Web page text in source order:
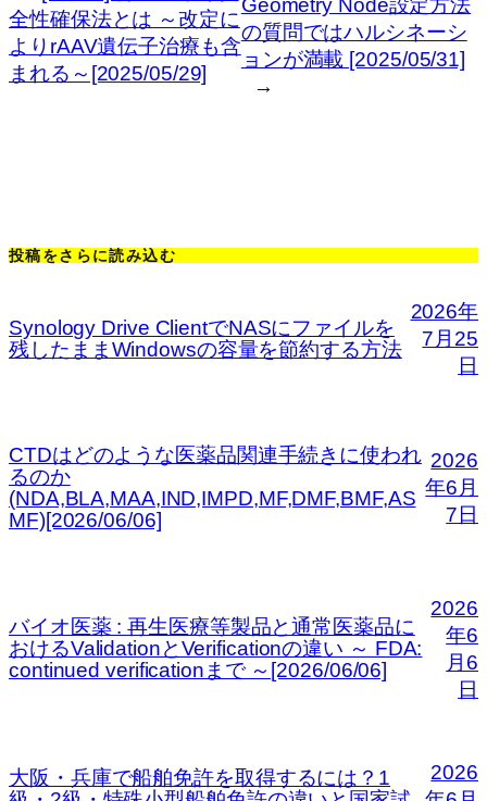
全性確保法とは ～改定に
よりrAAV遺伝子治療も含
まれる～[2025/05/29]
Geometry Node設定方法
の質問ではハルシネーシ
ョンが満載 [2025/05/31]
→
投稿をさらに読み込む
Synology Drive ClientでNASにファイルを
残したままWindowsの容量を節約する方法
2026年
7月25
日
CTDはどのような医薬品関連手続きに使われ
るのか
(NDA,BLA,MAA,IND,IMPD,MF,DMF,BMF,AS
MF)[2026/06/06]
2026
年6月
7日
バイオ医薬 : 再生医療等製品と通常医薬品に
おけるValidationとVerificationの違い ～ FDA:
continued verificationまで ～[2026/06/06]
2026
年6
月6
日
大阪・兵庫で船舶免許を取得するには？1
2026